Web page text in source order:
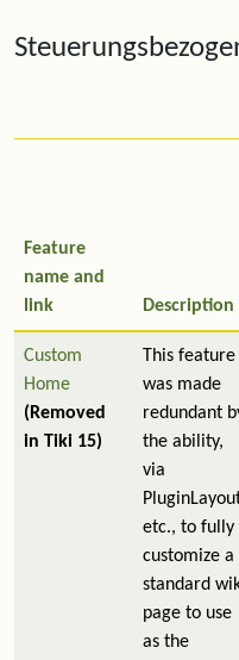
Feature
name and
link
Description
Custom
Home
(Removed
in Tiki 15)
This feature
was made
redundant
the ability,
via
etc., to fully
customize a
standard
page to use
as the